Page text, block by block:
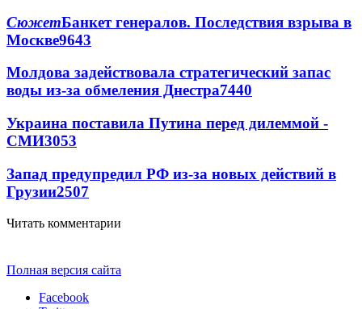
СюжетБанкет генералов. Последствия взрыва в
Москве9643
Молдова задействовала стратегический запас
воды из-за обмеления Днестра7440
Украина поставила Путина перед дилеммой -
СМИ3053
Запад предупредил РФ из-за новых действий в
Грузии2507
Читать комментарии
Полная версия сайта
Facebook